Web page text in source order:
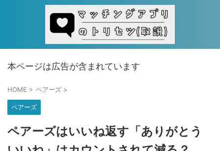
本ページは広告が含まれています
HOME > ペアーズ >
ペアーズ
ペアーズはいいね返す「ありがとう